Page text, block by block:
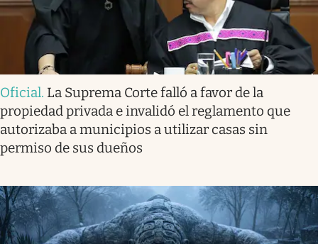
Oficial. La Suprema Corte falló a favor de la
propiedad privada e invalidó el reglamento que
autorizaba a municipios a utilizar casas sin
permiso de sus dueños